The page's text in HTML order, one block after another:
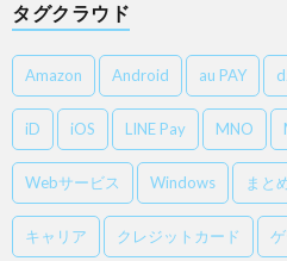
タグクラウド
Amazon Android au PAY
iD iOS LINE Pay MNO
Webサービス Windows まと
キャリア クレジットカード